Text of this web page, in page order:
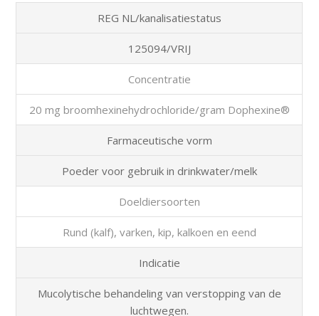
REG NL/kanalisatiestatus
125094/VRIJ
Concentratie
20 mg broomhexinehydrochloride/gram Dophexine®
Farmaceutische vorm
Poeder voor gebruik in drinkwater/melk
Doeldiersoorten
Rund (kalf), varken, kip, kalkoen en eend
Indicatie
Mucolytische behandeling van verstopping van de
luchtwegen.